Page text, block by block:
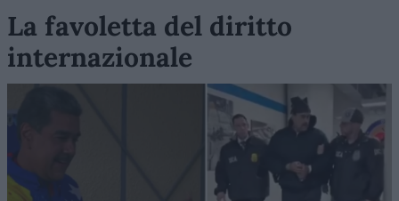
La favoletta del diritto
internazionale